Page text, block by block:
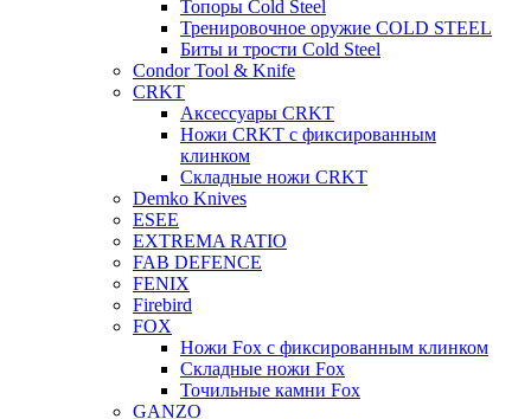
Топоры Cold Steel
Тренировочное оружие COLD STEEL
Биты и трости Cold Steel
Condor Tool & Knife
CRKT
Аксессуары CRKT
Ножи CRKT с фиксированным
клинком
Складные ножи CRKT
Demko Knives
ESEE
EXTREMA RATIO
FAB DEFENCE
FENIX
Firebird
FOX
Ножи Fox с фиксированным клинком
Складные ножи Fox
Точильные камни Fox
GANZO